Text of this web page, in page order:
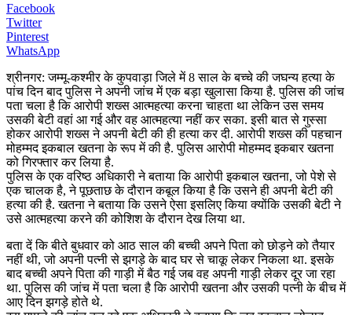
Facebook
Twitter
Pinterest
WhatsApp
श्रीनगर: जम्मू-कश्मीर के कुपवाड़ा जिले में 8 साल के बच्चे की जघन्य हत्या के
पांच दिन बाद पुलिस ने अपनी जांच में एक बड़ा खुलासा किया है. पुलिस की जांच
पता चला है कि आरोपी शख्स आत्महत्या करना चाहता था लेकिन उस समय
उसकी बेटी वहां आ गई और वह आत्महत्या नहीं कर सका. इसी बात से गुस्सा
होकर आरोपी शख्स ने अपनी बेटी की ही हत्या कर दी. आरोपी शख्स की पहचान
मोहम्मद इकबाल खतना के रूप में की है. पुलिस आरोपी मोहम्मद इकबार खतना
को गिरफ्तार कर लिया है.
पुलिस के एक वरिष्ठ अधिकारी ने बताया कि आरोपी इकबाल खतना, जो पेशे से
एक चालक है, ने पूछताछ के दौरान कबूल किया है कि उसने ही अपनी बेटी की
हत्या की है. खतना ने बताया कि उसने ऐसा इसलिए किया क्योंकि उसकी बेटी ने
उसे आत्महत्या करने की कोशिश के दौरान देख लिया था.
बता दें कि बीते बुधवार को आठ साल की बच्ची अपने पिता को छोड़ने को तैयार
नहीं थी, जो अपनी पत्नी से झगड़े के बाद घर से चाकू लेकर निकला था. इसके
बाद बच्ची अपने पिता की गाड़ी में बैठ गई जब वह अपनी गाड़ी लेकर दूर जा रहा
था. पुलिस की जांच में पता चला है कि आरोपी खतना और उसकी पत्नी के बीच में
आए दिन झगड़े होते थे.